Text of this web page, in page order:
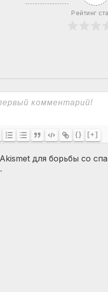
Рейтинг
{} [+]
для борьбы со
.